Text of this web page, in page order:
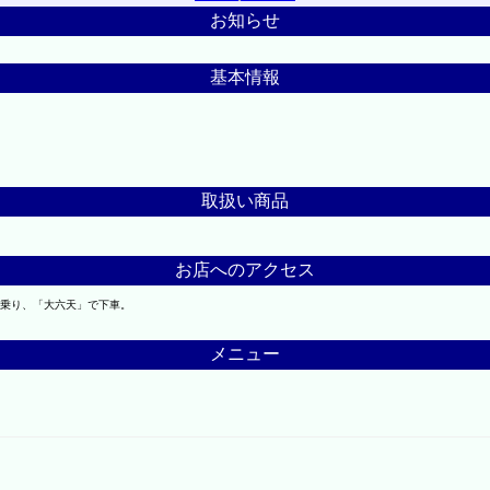
お知らせ
基本情報
取扱い商品
お店へのアクセス
り、「大六天」で下車。
メニュー